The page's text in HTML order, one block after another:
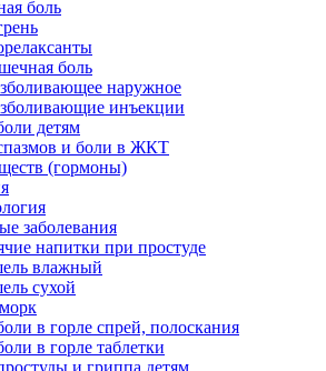
боль
боль
наружное
инъекции
детям
и боли в ЖКТ
(гормоны)
заболевания
напитки при простуде
влажный
сухой
в горле спрей, полоскания
в горле таблетки
и гриппа детям